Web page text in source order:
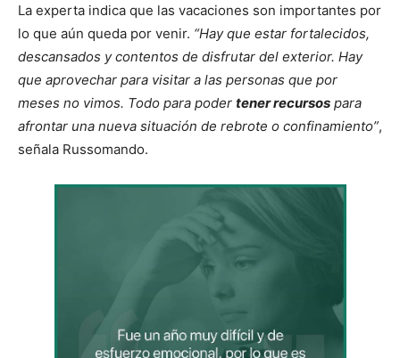
La experta indica que las vacaciones son importantes por
lo que aún queda por venir. “Hay que estar fortalecidos,
descansados y contentos de disfrutar del exterior. Hay
que aprovechar para visitar a las personas que por
meses no vimos. Todo para poder tener recursos para
afrontar una nueva situación de rebrote o confinamiento”,
señala Russomando.